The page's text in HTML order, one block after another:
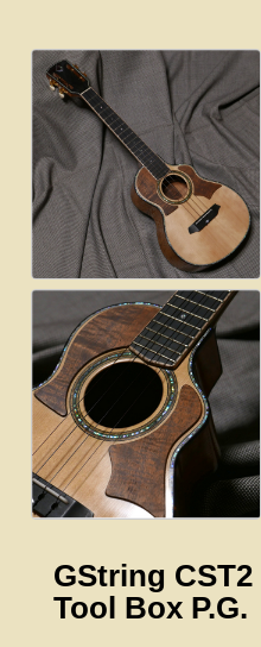
GString
Tool Box P.G.